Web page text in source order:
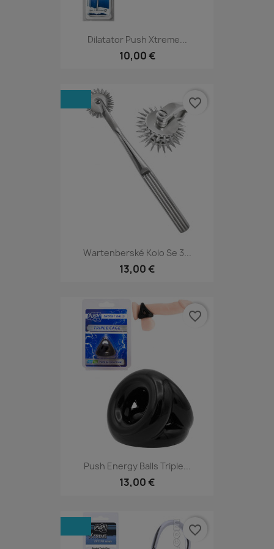
Dilatator Push Xtreme...
10,00 €
Wartenberské Kolo Se 3...
13,00 €
favorite_border
Push Energy Balls Triple...
13,00 €
favorite_border
favorite_border